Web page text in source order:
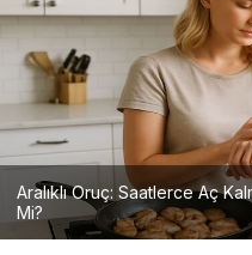
Aralıklı Oruç: Saatlerce Aç
Mi?